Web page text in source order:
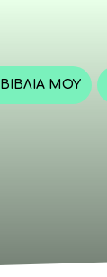
ΒΙΒΛΊΑ ΜΟΥ